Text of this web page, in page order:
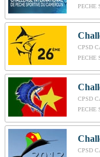
PECHE
CPSD
PECHE
CPSD
PECHE
CPSD